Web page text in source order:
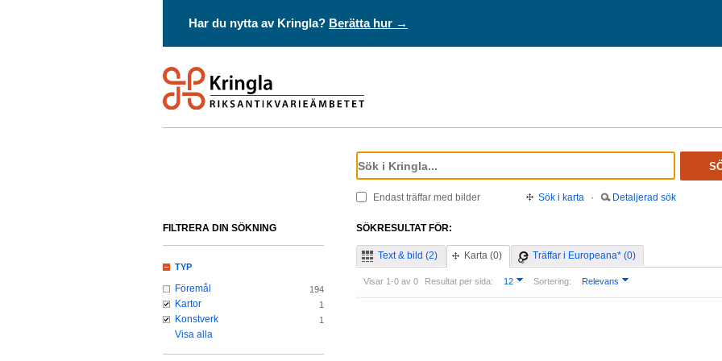
Har du nytta av Kringla? Berätta hur →
Endast träffar med bilder Sök i karta · Detaljerad sök
SÖKRESULTAT FÖR:
Text & bild (2) Karta (0) Träffar i Europeana* (0)
Visar 1-0 av 0 Resultat per sida: 12 Sortering: Relevans
FILTRERA DIN SÖKNING
TYP
Föremål 194
Kartor 1
Konstverk 1
Visa alla